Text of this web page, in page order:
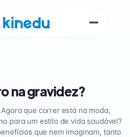
na gravidez?
que correr está na moda,
para um estilo de vida saudável?
que nem imaginam, tanto